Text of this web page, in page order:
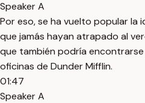
Speaker A
Por eso, se ha vuelto popular la
que jamás hayan atrapado al
que también podría
oficinas de Dunder Mifflin.
01:47
Speaker A